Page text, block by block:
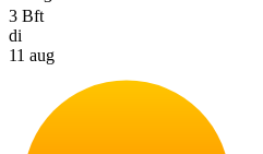
3 Bft
di
11 aug